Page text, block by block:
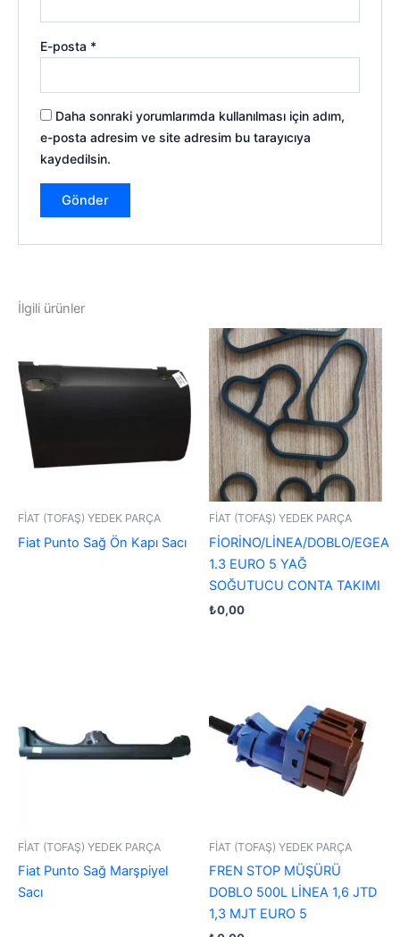
E-posta *
Daha sonraki yorumlarımda kullanılması için adım,
e-posta adresim ve site adresim bu tarayıcıya
kaydedilsin.
İlgili ürünler
FİAT (TOFAŞ) YEDEK PARÇA
Fiat Punto Sağ Ön Kapı Sacı
FİAT (TOFAŞ) YEDEK PARÇA
FİORİNO/LİNEA/DOBLO/EGEA
1.3 EURO 5 YAĞ
SOĞUTUCU CONTA TAKIMI
₺0,00
FİAT (TOFAŞ) YEDEK PARÇA
Fiat Punto Sağ Marşpiyel
Sacı
FİAT (TOFAŞ) YEDEK PARÇA
FREN STOP MÜŞÜRÜ
DOBLO 500L LİNEA 1,6 JTD
1,3 MJT EURO 5